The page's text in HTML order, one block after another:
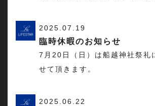
2025.07.19
臨時休暇のお知らせ
7月20日（日）は船越神社祭礼
せて頂きます。
2025.06.22